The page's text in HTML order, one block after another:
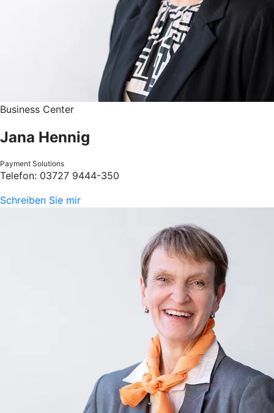
Business Center
Jana Hennig
Payment Solutions
Telefon: 03727 9444-350
Schreiben Sie mir